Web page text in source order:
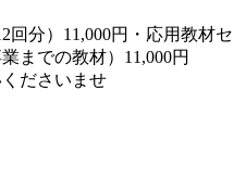
回分）11,000円・応用教材セ
業までの教材）11,000円
ださいませ